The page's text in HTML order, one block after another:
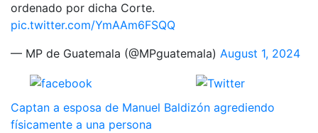
ordenado por dicha Corte.
pic.twitter.com/YmAAm6FSQQ
— MP de Guatemala (@MPguatemala) August 1, 2024
Navegación
Captan a esposa de Manuel Baldizón agrediendo
físicamente a una persona